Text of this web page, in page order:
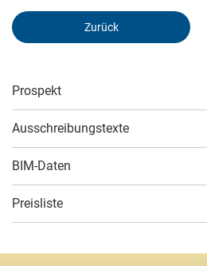
Zurück
Prospekt
Ausschreibungstexte
BIM-Daten
Preisliste
Diese werden für die